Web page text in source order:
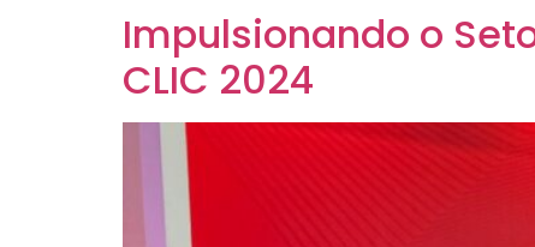
Impulsionando o
CLIC 2024